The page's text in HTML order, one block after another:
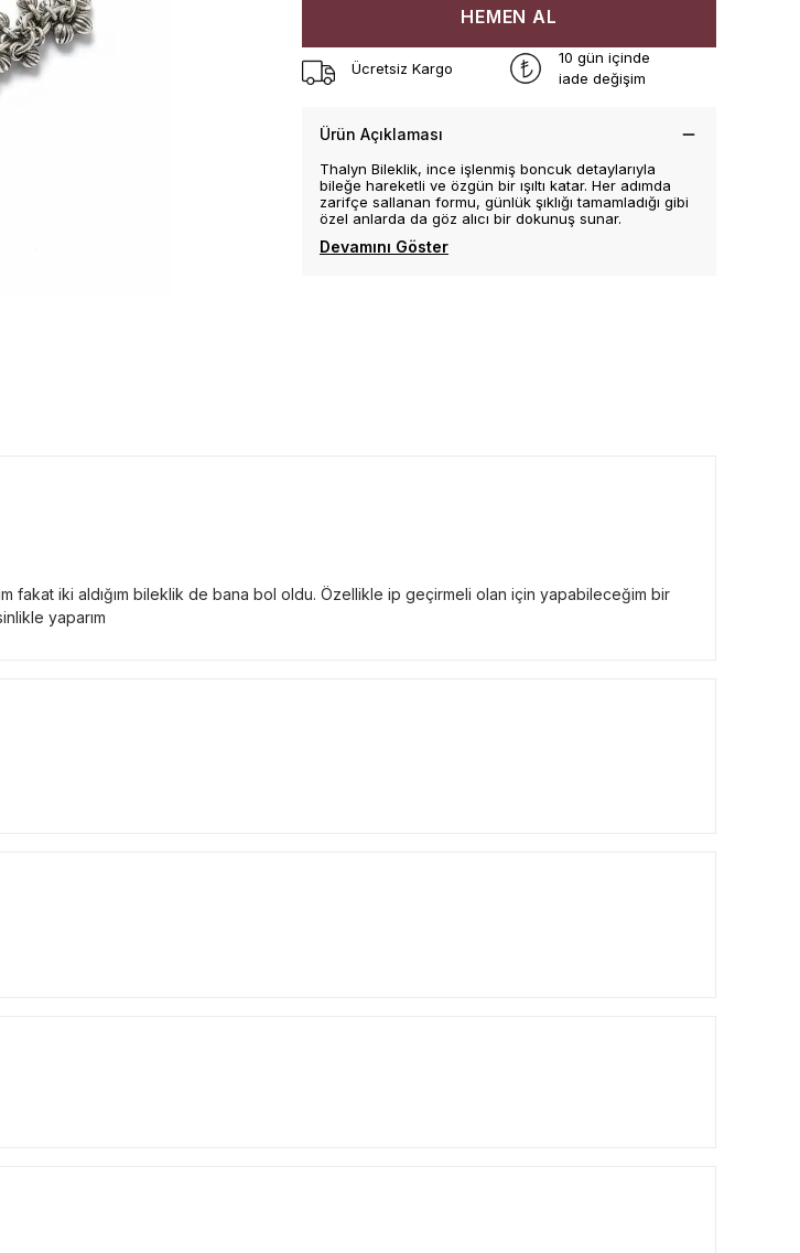
HEMEN AL
Ücretsiz Kargo
10 gün içinde
iade değişim
Ürün Açıklaması
Thalyn Bileklik, ince işlenmiş boncuk detaylarıyla
bileğe hareketli ve özgün bir ışıltı katar. Her adımda
zarifçe sallanan formu, günlük şıklığı tamamladığı gibi
özel anlarda da göz alıcı bir dokunuş sunar.
Devamını Göster
fakat iki aldığım bileklik de bana bol oldu. Özellikle ip geçirmeli olan için yapabileceğim bir
yaparım